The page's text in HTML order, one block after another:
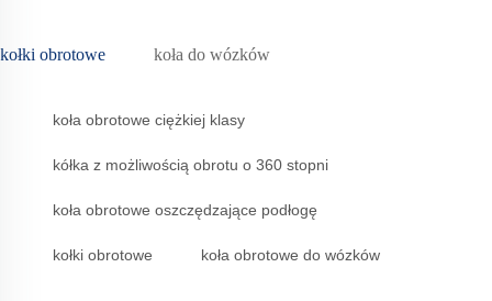
kołki obrotowe koła do wózków
koła obrotowe ciężkiej klasy
kółka z możliwością obrotu o 360 stopni
koła obrotowe oszczędzające podłogę
kołki obrotowe koła obrotowe do wózków